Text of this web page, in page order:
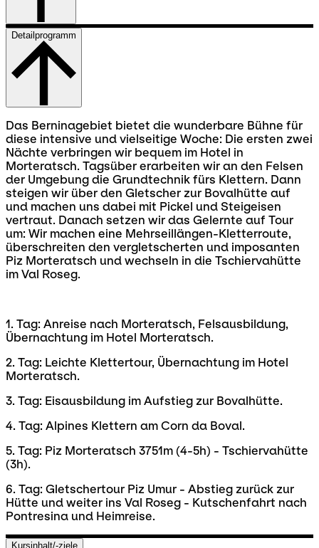
Detailprogramm
Das Berninagebiet bietet die wunderbare Bühne für
diese intensive und vielseitige Woche: Die ersten zwei
Nächte verbringen wir bequem im Hotel in
Morteratsch. Tagsüber erarbeiten wir an den Felsen
der Umgebung die Grundtechnik fürs Klettern. Dann
steigen wir über den Gletscher zur Bovalhütte auf
und machen uns dabei mit Pickel und Steigeisen
vertraut. Danach setzen wir das Gelernte auf Tour
um: Wir machen eine Mehrseillängen-Kletterroute,
überschreiten den vergletscherten und imposanten
Piz Morteratsch und wechseln in die Tschiervahütte
im Val Roseg.
1. Tag: Anreise nach Morteratsch, Felsausbildung,
Übernachtung im Hotel Morteratsch.
2. Tag: Leichte Klettertour, Übernachtung im Hotel
Morteratsch.
3. Tag: Eisausbildung im Aufstieg zur Bovalhütte.
4. Tag: Alpines Klettern am Corn da Boval.
5. Tag: Piz Morteratsch 3751m (4-5h) - Tschiervahütte
(3h).
6. Tag: Gletschertour Piz Umur - Abstieg zurück zur
Hütte und weiter ins Val Roseg - Kutschenfahrt nach
Pontresina und Heimreise.
Kursinhalt/-ziele